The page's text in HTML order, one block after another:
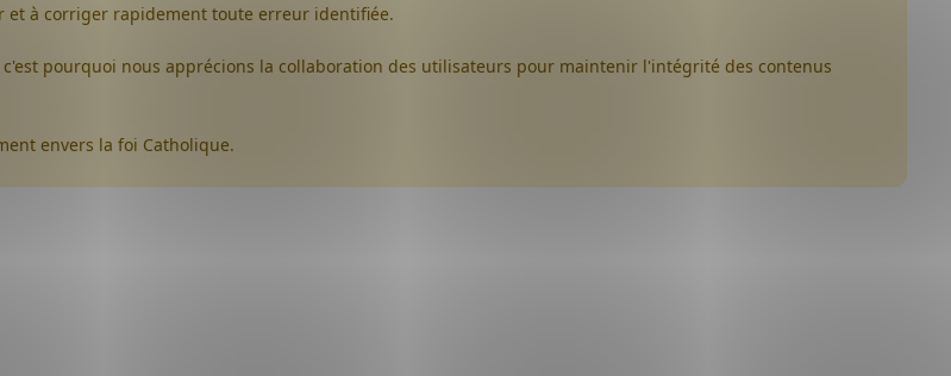
et à corriger rapidement toute erreur identifiée.
pourquoi nous apprécions la collaboration des utilisateurs pour maintenir l'intégrité des contenus
envers la foi Catholique.